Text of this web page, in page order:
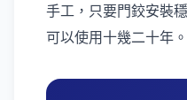
手工，只要門鉸安裝
可以使用十幾二十年。